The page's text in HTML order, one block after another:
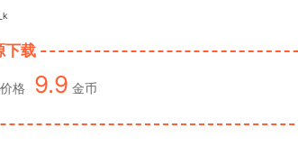
下载
格 9.9 金币